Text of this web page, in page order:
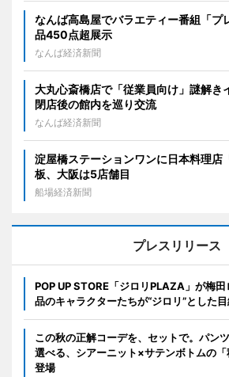
なんば高島屋でバラエティー番組「
品450点超展示
なんば経済新聞
大丸心斎橋店で「従業員向け」謎解
閉店後の館内を巡り交流
なんば経済新聞
淀屋橋ステーションワンに日本料理
板、大阪は5店舗目
船場経済新聞
プレスリリース
POP UP STORE「ジロリPLAZA」が梅
品のキャラクターたちが“ジロリ”とした目
この秋の正解コーデを、セットで。パン
選べる、シアーニット×サテンボトムの
登場